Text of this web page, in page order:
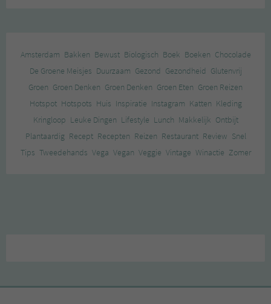
Amsterdam Bakken Bewust Biologisch Boek Boeken Chocolade
De Groene Meisjes Duurzaam Gezond Gezondheid Glutenvrij
Groen Groen Denken Groen Denken Groen Eten Groen Reizen
Hotspot Hotspots Huis Inspiratie Instagram Katten Kleding
Kringloop Leuke Dingen Lifestyle Lunch Makkelijk Ontbijt
Plantaardig Recept Recepten Reizen Restaurant Review Snel
Tips Tweedehands Vega Vegan Veggie Vintage Winactie Zomer